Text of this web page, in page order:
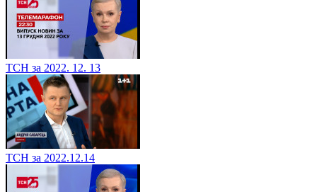
ТСН за 2022. 12. 13
ТСН за 2022.12.14